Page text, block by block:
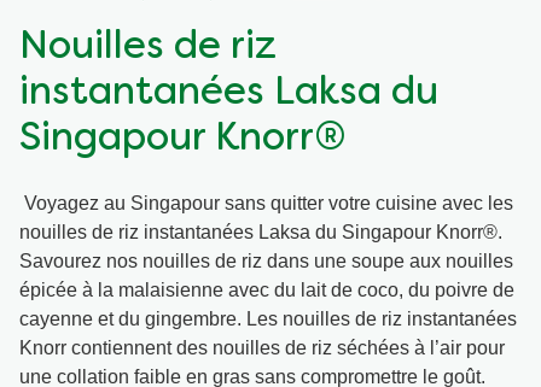
Nouilles de riz
instantanées Laksa du
Singapour Knorr®
Voyagez au Singapour sans quitter votre cuisine avec les
nouilles de riz instantanées Laksa du Singapour Knorr®.
Savourez nos nouilles de riz dans une soupe aux nouilles
épicée à la malaisienne avec du lait de coco, du poivre de
cayenne et du gingembre. Les nouilles de riz instantanées
Knorr contiennent des nouilles de riz séchées à l’air pour
une collation faible en gras sans compromettre le goût.